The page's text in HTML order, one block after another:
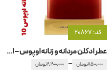
کد: 20867
عطر ادکلن مردانه و زنانه اوپوس – اپوس ۱0 آمواج – آمواژ
850,000تومان –
2,200,000تومان